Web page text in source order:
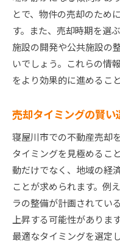
とで、物件の売却のため
す。また、売却時期を選
施設の開発や公共施設の
いでしょう。これらの情
をより効果的に進めるこ
売却タイミングの賢い
寝屋川市での不動産売却
タイミングを見極めるこ
動だけでなく、地域の経
ことが求められます。例
ラの整備が計画されてい
上昇する可能性がありま
最適なタイミングを選定